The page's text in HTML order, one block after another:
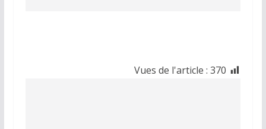
Vues de l'article : 370